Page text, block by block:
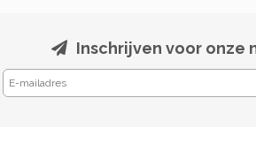
Inschrijven voor onze